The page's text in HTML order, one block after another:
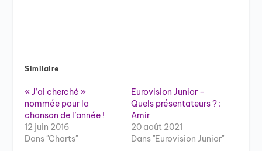
Similaire
« J’ai cherché »
nommée pour la
chanson de l’année !
12 juin 2016
Dans "Charts"
Eurovision Junior –
Quels présentateurs ? :
Amir
20 août 2021
Dans "Eurovision Junior"